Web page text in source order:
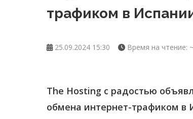
трафиком в
25.09.2024 15:30 Время на чтение:
The Hosting с радостью
обмена интернет-трафиком в